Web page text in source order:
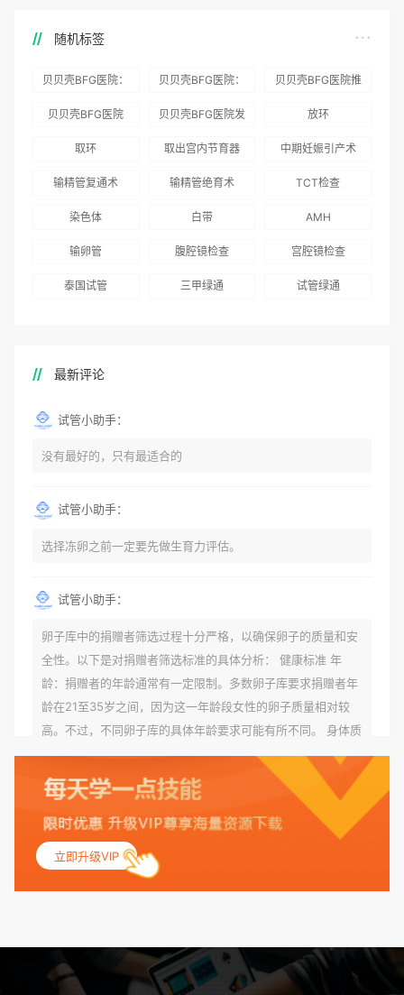
随机标签
贝贝壳BFG医院：
务
贝贝壳BFG医院：
术”和“法律支持”
贝贝壳BFG医院推
贝贝壳BFG医院
贝贝壳BFG医院发
国版）》
放环
取环 取出宫内节育器 中期妊娠引产术
输精管复通术 输精管绝育术 TCT检查
染色体 白带 AMH
输卵管 腹腔镜检查 宫腔镜检查
泰国试管 三甲绿通 试管绿通
最新评论
试管小助手：
没有最好的，只有最适合的
试管小助手：
选择冻卵之前一定要先做生育力评估。
试管小助手：
卵子库中的捐赠者筛选过程十分严格，以确保卵子的质量和安
全性。以下是对捐赠者筛选标准的具体分析： 健康标准 年
龄：捐赠者的年龄通常有一定限制。多数卵子库要求捐赠者年
龄在21至35岁之间，因为这一年龄段女性的卵子质量相对较
高。不过，不同卵子库的具体年龄要求可能有所不同。 身体质
量指数（BMI）：捐赠者的BMI通常需要在正常范围内，以确
保其身体健康状况良好。过高的BMI可能与多种健康问题相关
联，包括不孕症和妊娠并发症。 生殖健康：捐赠者需要有规律
的月经期，无生殖障碍或异常问题。此外，还需要进行详细的
妇科检查，以确保其生殖系统的健康。 遗传病史与家族病史：
捐赠者及其家庭成员需要无严重的遗传病史、精神病史和传染
病史。这通常需要通过基因检测、家族史调查和医疗记录审查
带任何可传染给受卵者的病原体。 药物与生活习惯：捐赠者需
要是非尼古丁使用者、非吸烟者、非吸毒者，并且未使用可能
立即升级VIP